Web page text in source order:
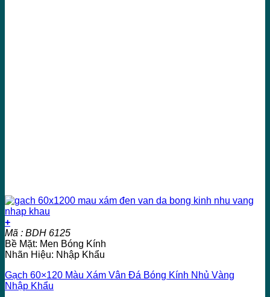
+
Mã : BDH 6125
Bề Mặt: Men Bóng Kính
Nhãn Hiệu: Nhập Khẩu
Gạch 60×120 Màu Xám Vân Đá Bóng Kính Nhủ Vàng
Nhập Khẩu